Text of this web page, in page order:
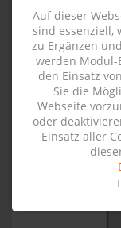
Auf dieser
sind essenziell,
zu Ergänzen
werden Modul-
den Einsatz
Sie die
Webseite
oder
Einsatz aller